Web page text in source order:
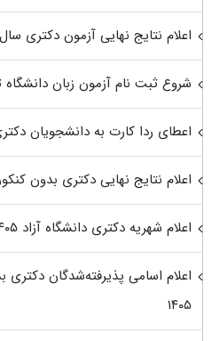
اعلام نتایج نهایی آزمون دکتری سال ۱۴۰۵ در اواخر مرداد
شروع ثبت نام آزمون زبان دانشگاه
اعطای ردا کارت به دانشجویان دکتری
اعلام نتایج نهایی دکتری بدون کنکور
اعلام شهریه دکتری دانشگاه آزاد ۱۴۰۵
اعلام اسامی پذیرفته‌شدگان
۱۴۰۵